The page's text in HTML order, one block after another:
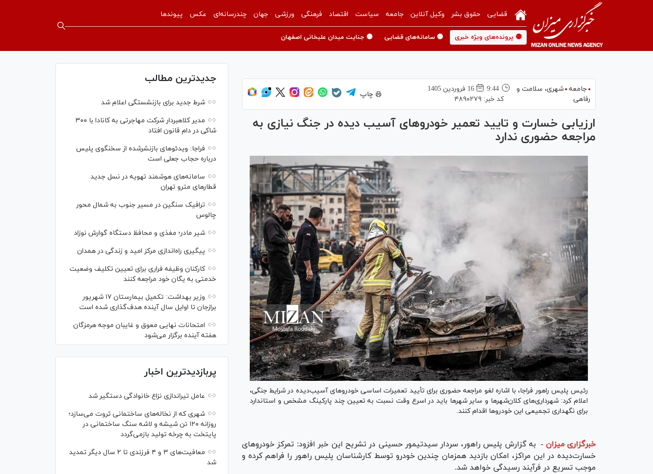
قضایی حقوق بشر وکیل آنلاین جامعه سیاست اقتصاد فرهنگی ورزشی جهان چندرسانه‌ای عکس پیوندها
🟡 پرونده‌های ویژه خبری 🟡 سامانه‌های قضایی 🟡 جنایت میدان علیخانی اصفهان
جامعه شهری،‌ سلامت و
رفاهی
9:44
16 فروردين 1405
کد خبر:۴۸۹۰۲۷۹
چاپ
ارزیابی خسارت و تایید تعمیر خودرو‌های آسیب دیده در جنگ نیازی به
مراجعه حضوری ندارد
رئیس پلیس راهور فراجا، با اشاره لغو مراجعه حضوری برای تأیید تعمیرات اساسی خودرو‌های آسیب‌دیده در شرایط جنگی،
اعلام کرد: شهرداری‌های کلان‌شهر‌ها و سایر شهر‌ها باید در اسرع وقت نسبت به تعیین چند پارکینگ مشخص و استاندارد
برای نگهداری تجمیعی این خودرو‌ها اقدام کنند.
خبرگزاری میزان - به گزارش پلیس راهور، سردار سیدتیمور حسینی در تشریح این خبر افزود: تمرکز خودرو‌های
خسارت‌دیده در این مراکز، امکان بازدید همزمان چندین خودرو توسط کارشناسان پلیس راهور را فراهم کرده و
موجب تسریع در فرآیند رسیدگی خواهد شد.
جدیدترین مطالب
شرط جدید برای بازنشستگی اعلام شد
مدیر کلاهبردار شرکت مهاجرتی به کانادا با ۳۰۰
شاکی در دام قانون افتاد
فراجا: ویدئو‌های بازنشرشده از سخنگوی پلیس
درباره حجاب جعلی است
سامانه‌های هوشمند تهویه در نسل جدید
قطار‌های مترو تهران
ترافیک سنگین در مسیر جنوب به شمال محور
چالوس
شیر مادر؛ مغذی و محافظ دستگاه گوارش نوزاد
پیگیری راه‌اندازی مرکز امید و زندگی در همدان
کارکنان وظیفه فراری برای تعیین تکلیف وضعیت
خدمتی به یگان خود مراجعه کنند
وزیر بهداشت: تکمیل بیمارستان ۱۷ شهریور
برازجان تا اوایل سال آینده هدف‌گذاری شده است
امتحانات نهایی معوق و غایبان موجه هرمزگان
هفته آینده برگزار می‌شود
پربازدیدترین اخبار
عامل تیراندازی نزاع خانوادگی دستگیر شد
شهری که از نخاله‌های ساختمانی ثروت می‌سازد؛
روزانه ۱۲۰ تن شیشه و لاشه سنگ ساختمانی در
پایتخت به چرخه تولید بازمی‌گردد
معافیت‌های ۳ و ۴ فرزندی تا ۲ سال دیگر تمدید
شد